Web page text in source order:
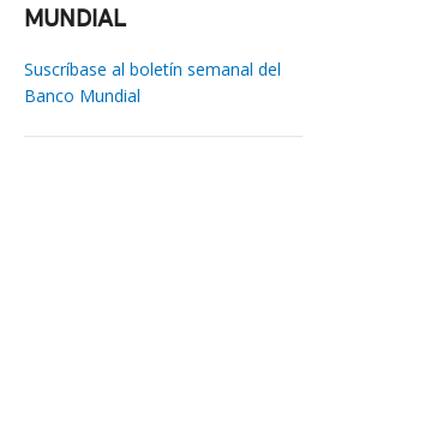
MUNDIAL
Suscríbase al boletín semanal del
Banco Mundial